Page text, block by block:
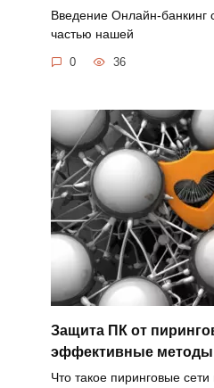
Введение Онлайн-банкинг
частью нашей
0 36
Защита ПК от
эффективные методы
Что такое пиринговые